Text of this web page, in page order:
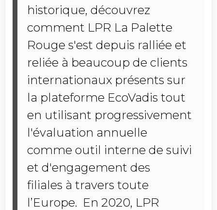
historique, découvrez
comment LPR La Palette
Rouge s'est depuis ralliée et
reliée à beaucoup de clients
internationaux présents sur
la plateforme EcoVadis tout
en utilisant progressivement
l'évaluation annuelle
comme outil interne de suivi
et d'engagement des
filiales à travers toute
l’Europe. En 2020, LPR